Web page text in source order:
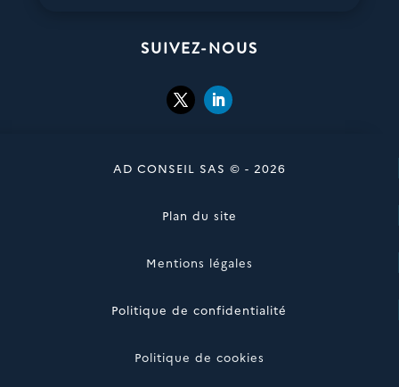
SUIVEZ-NOUS
AD CONSEIL SAS © - 2026
Plan du site
Mentions légales
Politique de confidentialité
Politique de cookies